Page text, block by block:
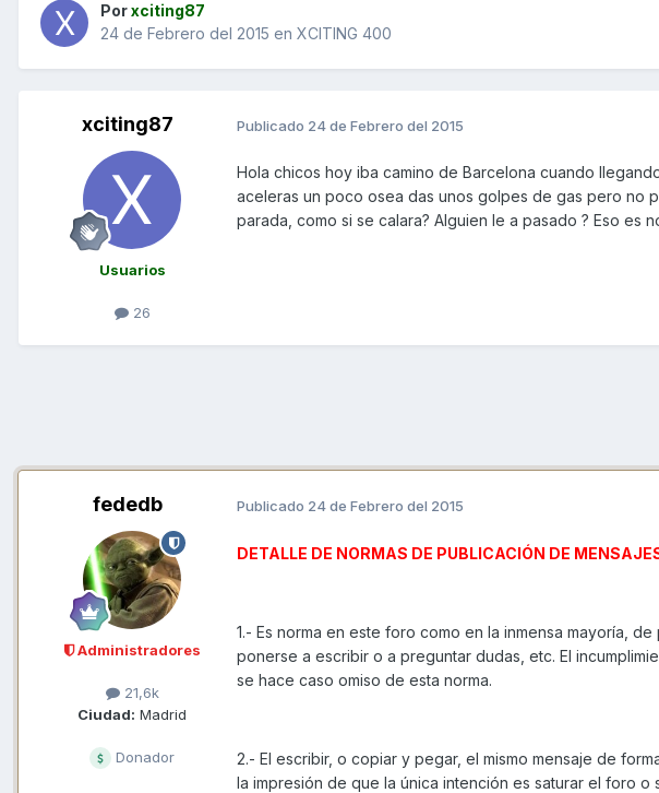
Porxciting87
24 de Febrero del 2015 en XCITING 400
xciting87
Usuarios
26
Publicado 24 de Febrero del 2015
Hola chicos hoy iba camino de Barcelona cuando
aceleras un poco osea das unos golpes de gas pero no
parada, como si se calara? Alguien le a pasado ? Eso es
fededb
Administradores
21,6k
Ciudad: Madrid
Donador
Publicado 24 de Febrero del 2015
DETALLE DE NORMAS DE PUBLICACIÓN DE
1.- Es norma en este foro como en la inmensa mayoría,
ponerse a escribir o a preguntar dudas, etc. El
se hace caso omiso de esta norma.
2.- El escribir, o copiar y pegar, el mismo mensaje de
la impresión de que la única intención es saturar el foro